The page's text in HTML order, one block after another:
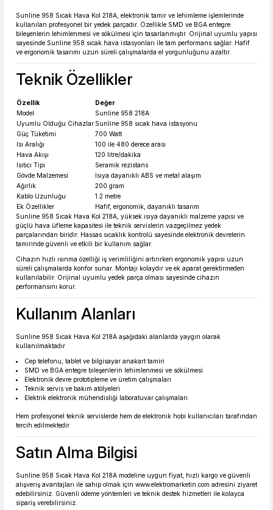
Sunline 958 Sıcak Hava Kol 218A, elektronik tamir ve lehimleme işlemlerinde
kullanılan profesyonel bir yedek parçadır. Özellikle SMD ve BGA entegre
bileşenlerin lehimlenmesi ve sökülmesi için tasarlanmıştır. Orijinal uyumlu yapısı
sayesinde Sunline 958 sıcak hava istasyonları ile tam performans sağlar. Hafif
ve ergonomik tasarımı uzun süreli çalışmalarda el yorgunluğunu azaltır.
Teknik Özellikler
Özellik
Değer
Model
Sunline 958 218A
Uyumlu Olduğu Cihazlar Sunline 958 sıcak hava istasyonu
Güç Tüketimi
700 Watt
Isı Aralığı
100 ile 480 derece arası
Hava Akışı
120 litre/dakika
Isıtıcı Tipi
Seramik rezistans
Gövde Malzemesi
Isıya dayanıklı ABS ve metal alaşım
Ağırlık
200 gram
Kablo Uzunluğu
1.2 metre
Ek Özellikler
Hafif, ergonomik, dayanıklı tasarım
Sunline 958 Sıcak Hava Kol 218A, yüksek ısıya dayanıklı malzeme yapısı ve
güçlü hava üfleme kapasitesi ile teknik servislerin vazgeçilmez yedek
parçalarından biridir. Hassas sıcaklık kontrolü sayesinde elektronik devrelerin
tamirinde güvenli ve etkili bir kullanım sağlar.
Cihazın hızlı ısınma özelliği iş verimliliğini artırırken ergonomik yapısı uzun
süreli çalışmalarda konfor sunar. Montajı kolaydır ve ek aparat gerektirmeden
kullanılabilir. Orijinal uyumlu yedek parça olması sayesinde cihazın
performansını korur.
Kullanım Alanları
Sunline 958 Sıcak Hava Kol 218A aşağıdaki alanlarda yaygın olarak
kullanılmaktadır
Cep telefonu, tablet ve bilgisayar anakart tamiri
SMD ve BGA entegre bileşenlerin lehimlenmesi ve sökülmesi
Elektronik devre prototipleme ve üretim çalışmaları
Teknik servis ve bakım atölyeleri
Elektrik elektronik mühendisliği laboratuvar çalışmaları
Hem profesyonel teknik servislerde hem de elektronik hobi kullanıcıları tarafından
tercih edilmektedir.
Satın Alma Bilgisi
Sunline 958 Sıcak Hava Kol 218A modeline uygun fiyat, hızlı kargo ve güvenli
alışveriş avantajları ile sahip olmak için www.elektromarketin.com adresini ziyaret
edebilirsiniz. Güvenli ödeme yöntemleri ve teknik destek hizmetleri ile kolayca
sipariş verebilirsiniz.